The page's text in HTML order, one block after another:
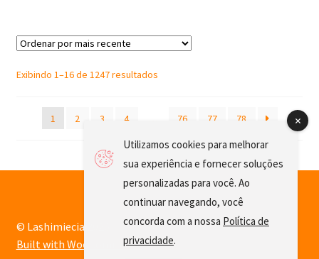
Exibindo 1–16 de 1247 resultadosSorted
1
2 3 4 76 77 78
© Lashimiecia 2026
Built with WooCommerce.
Utilizamos cookies para melhorar
sua experiência e fornecer soluções
personalizadas para você. Ao
continuar navegando, você
concorda com a nossa Política de
privacidade.